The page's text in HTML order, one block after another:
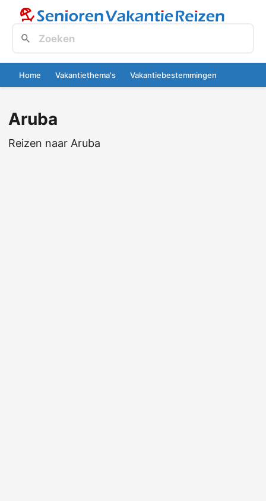
Home Vakantiethema's Vakantiebestemmingen
Aruba
Reizen naar Aruba